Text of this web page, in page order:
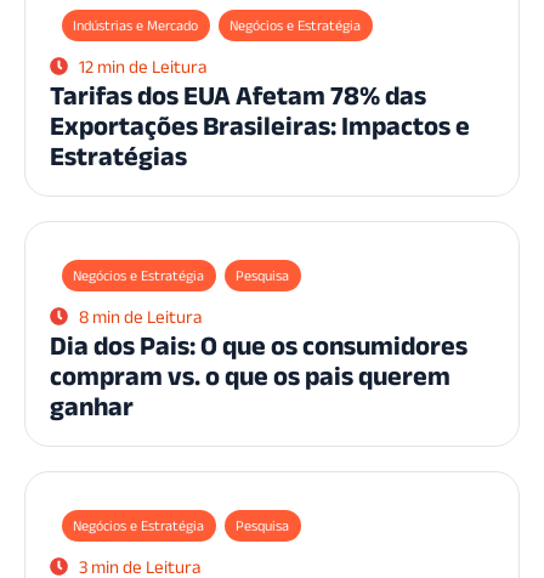
Indústrias e Mercado Negócios e Estratégia
12 min de Leitura
Tarifas dos EUA Afetam 78% das
Exportações Brasileiras: Impactos e
Estratégias
Negócios e Estratégia Pesquisa
8 min de Leitura
Dia dos Pais: O que os consumidores
compram vs. o que os pais querem
ganhar
Negócios e Estratégia Pesquisa
3 min de Leitura